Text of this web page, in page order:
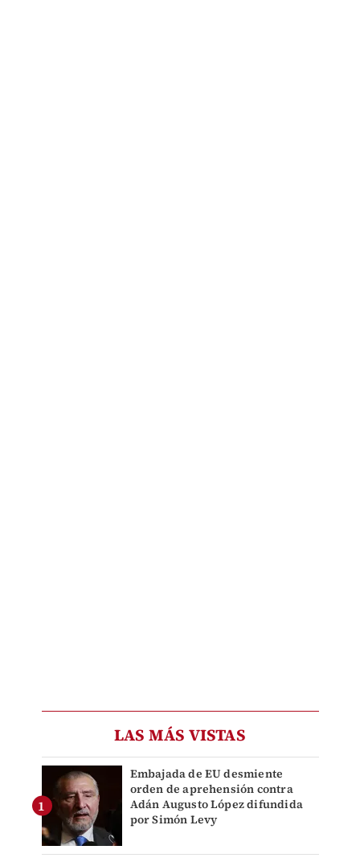
LAS MÁS VISTAS
Embajada de EU desmiente
orden de aprehensión contra
Adán Augusto López difundida
por Simón Levy